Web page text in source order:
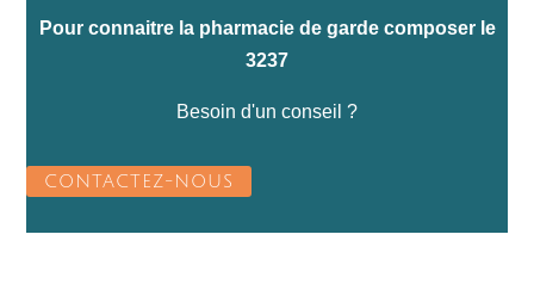
Pour connaitre la pharmacie de garde composer le
3237
Besoin d'un conseil ?
CONTACTEZ-NOUS